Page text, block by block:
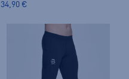
34,90 €